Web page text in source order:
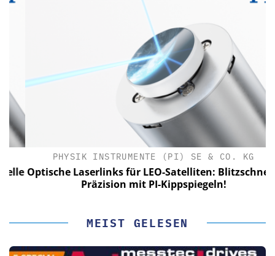
PHYSIK INSTRUMENTE (PI) SE & CO. KG
Optische Laserlinks für LEO-Satelliten: Blitzschnelle
Präzision mit PI-Kippspiegeln!
MEIST GELESEN